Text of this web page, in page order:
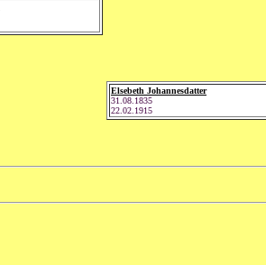
Elsebeth Johannesdatter
31.08.1835
22.02.1915